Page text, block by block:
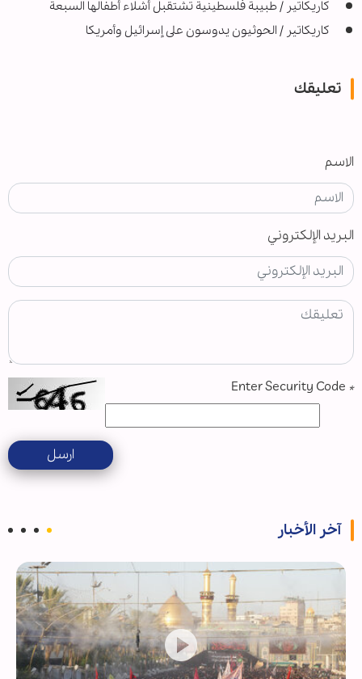
كاريكاتير / طبيبة فلسطينية تشتقبل أشلاء أطفالها السبعة
کاریکاتیر / الحوثيون يدوسون على إسرائيل وأمريكا
تعليقك
الاسم
البريد الإلكتروني
*
ارسل
آخر الأخبار